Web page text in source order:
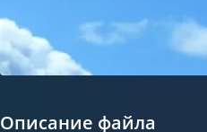
Описание файла